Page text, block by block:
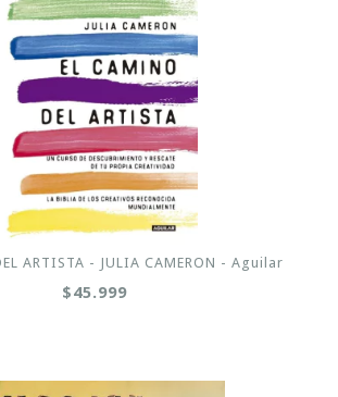
ARTISTA - JULIA CAMERON - Aguilar
$45.999